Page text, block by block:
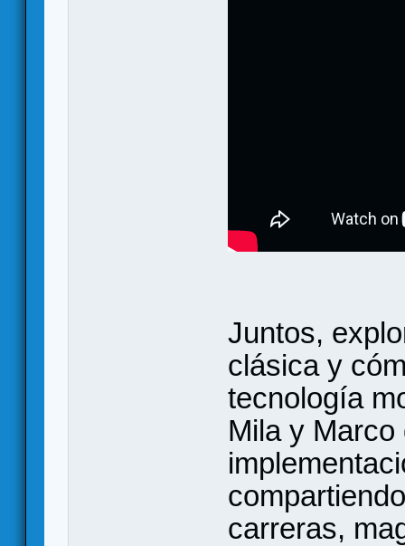
Juntos,
clásica y
tecnología
Mila y
carreras,